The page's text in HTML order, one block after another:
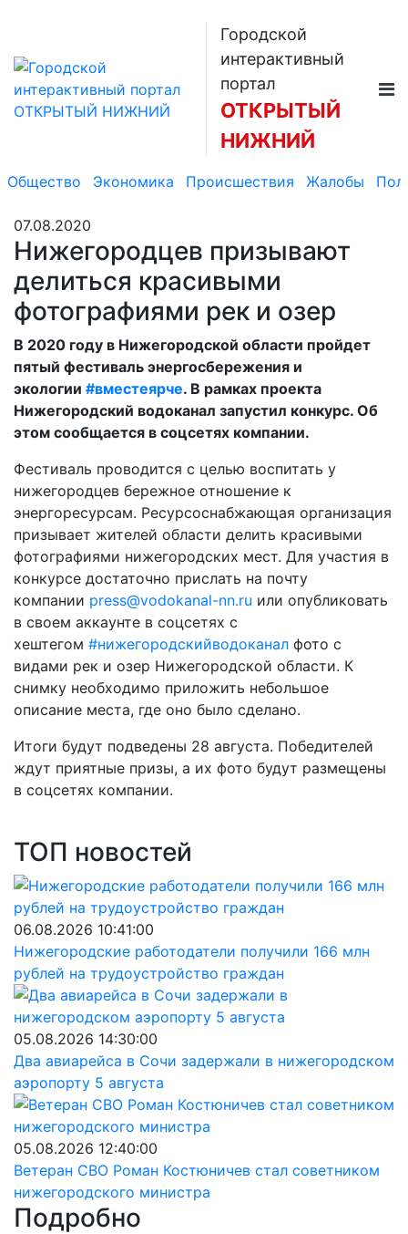
Городской
интерактивный
портал
ОТКРЫТЫЙ
НИЖНИЙ
Общество Экономика Происшествия Жалобы
07.08.2020
Нижегородцев призывают
делиться красивыми
фотографиями рек и озер
В 2020 году в Нижегородской области пройдет
пятый фестиваль энергосбережения и
экологии #вместеярче. В рамках проекта
Нижегородский водоканал запустил конкурс. Об
этом сообщается в соцсетях компании.
Фестиваль проводится с целью воспитать у
нижегородцев бережное отношение к
энергоресурсам. Ресурсоснабжающая организация
призывает жителей области делить красивыми
фотографиями нижегородских мест. Для участия в
конкурсе достаточно прислать на почту
компании press@vodokanal-nn.ru или опубликовать
в своем аккаунте в соцсетях с
хештегом #нижегородскийводоканал фото с
видами рек и озер Нижегородской области. К
снимку необходимо приложить небольшое
описание места, где оно было сделано.
Итоги будут подведены 28 августа. Победителей
ждут приятные призы, а их фото будут размещены
в соцсетях компании.
ТОП новостей
06.08.2026 10:41:00
Нижегородские работодатели получили 166 млн
рублей на трудоустройство граждан
05.08.2026 14:30:00
Два авиарейса в Сочи задержали в нижегородском
аэропорту 5 августа
05.08.2026 12:40:00
Ветеран СВО Роман Костюничев стал советником
нижегородского министра
Подробно